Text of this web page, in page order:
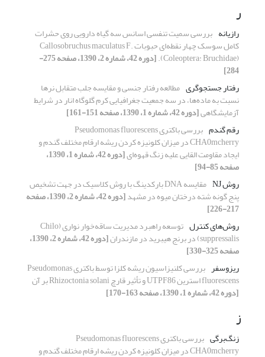
ر
رازیانه بررسی سمیت تنفسی اسانس سه گیاه دارویی روی حشرات
کامل سوسک چهار نقطه‌ای حبوبات Callosobruchus maculatus F.
(Coleoptera: Bruchidae). [دوره 42، شماره 2، 1390، صفحه 275-
284]
رفتار جستجوگری مطالعه رفتار جنسی و مقایسه جلب متقابل نرها
نسبت به ماده‌ها، در سه جمعیت جغرافیایی کرم گلوگاه انار در شرایط
آزمایشگاهی[دوره 42، شماره 1، 1390، صفحه 151-161]
رقم گندم
بررسی باکتری Pseudomonas fluorescens
CHA0mcherry در میزان کلونیزه کردن ریشه ارقام مختلف گندم و
ایجاد مقاومت القایی علیه زنگ قهوه‌ای [دوره 42، شماره 1، 1390،
صفحه 85-94]
روش NJ
مقایسه DNA بارکدینگ با روش کلاسیک در جهت تشخیص
پنج گونه شته درختان میوه در مشهد [دوره 42، شماره 2، 1390، صفحه
217-226]
روش‌های کنترل
توسعه راهبرد مدیریت ساقه‌خوار نواری (Chilo
suppressalis) در برنج هیبرید در مازندران [دوره 42، شماره 2، 1390،
صفحه 325-330]
ریزوسفر
بررسی کلنیزاسیون ریشه کلزا توسط باکتری Pseudomonas
fluorescens استرین UTPF86 و تأثیر قارچ Rhizoctonia solani بر آن
[دوره 42، شماره 1، 1390، صفحه 163-170]
ز
زنگ‌برگی بررسی باکتری Pseudomonas fluorescens
CHA0mcherry در میزان کلونیزه کردن ریشه ارقام مختلف گندم و